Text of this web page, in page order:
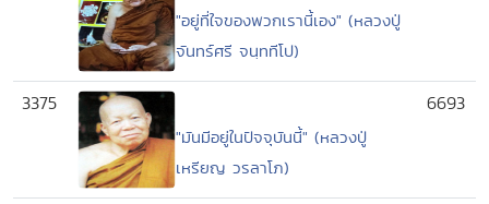
"อยู่ที่ใจของพวกเรานี้เอง" (หลวงปู่
จันทร์ศรี จนฺททีโป)
3375
"มันมีอยู่ในปัจจุบันนี้" (หลวงปู่
เหรียญ วรลาโภ)
6693